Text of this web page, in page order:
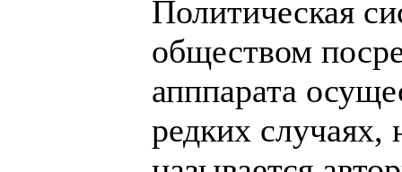
Политическая
обществом
апппарата
редких